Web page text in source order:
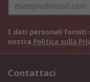
I dati personali forniti
nostra Politica sulla
Contattaci